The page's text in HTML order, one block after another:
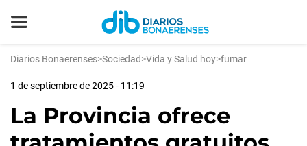
Diarios Bonaerenses>Sociedad>Vida y Salud hoy>fumar
1 de septiembre de 2025 - 11:19
La Provincia ofrece